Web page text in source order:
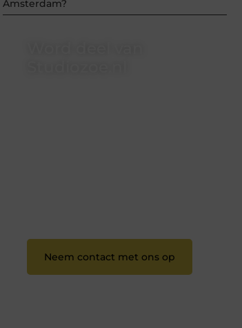
Amsterdam?
Neem contact met ons op